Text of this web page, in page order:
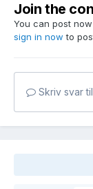
Join the
You can post
sign in now to
Skriv svar